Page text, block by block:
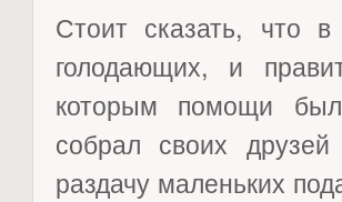
Стоит сказать, что
голодающих, и
которым помощи
собрал своих
раздачу маленьких